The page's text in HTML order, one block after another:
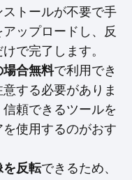
トールが不要で手
ップロードし、反
で完了します。
場合無料で利用でき
意する必要がありま
頼できるツールを
使用するのがおす
を反転できるため、